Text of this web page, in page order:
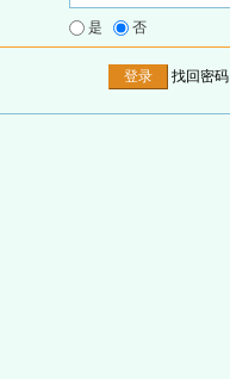
是 否
找回密码